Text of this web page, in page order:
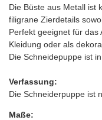
Die Büste aus Metall ist
filigrane Zierdetails
Perfekt geeignet für das
Kleidung oder als
Die Schneidepuppe ist
Verfassung:
Die Schneiderpuppe ist
Maße: